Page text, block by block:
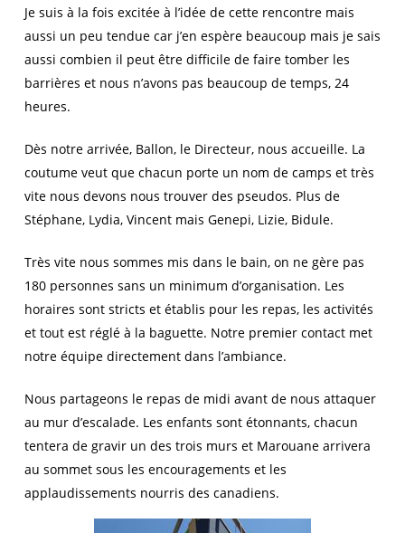
Je suis à la fois excitée à l’idée de cette rencontre mais
aussi un peu tendue car j’en espère beaucoup mais je sais
aussi combien il peut être difficile de faire tomber les
barrières et nous n’avons pas beaucoup de temps, 24
heures.
Dès notre arrivée, Ballon, le Directeur, nous accueille. La
coutume veut que chacun porte un nom de camps et très
vite nous devons nous trouver des pseudos. Plus de
Stéphane, Lydia, Vincent mais Genepi, Lizie, Bidule.
Très vite nous sommes mis dans le bain, on ne gère pas
180 personnes sans un minimum d’organisation. Les
horaires sont stricts et établis pour les repas, les activités
et tout est réglé à la baguette. Notre premier contact met
notre équipe directement dans l’ambiance.
Nous partageons le repas de midi avant de nous attaquer
au mur d’escalade. Les enfants sont étonnants, chacun
tentera de gravir un des trois murs et Marouane arrivera
au sommet sous les encouragements et les
applaudissements nourris des canadiens.